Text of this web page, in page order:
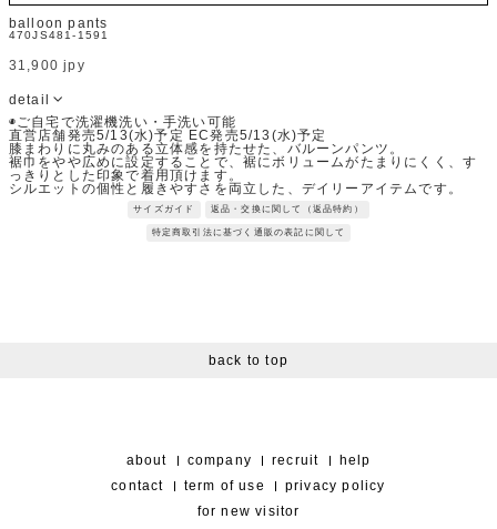
balloon pants
470JS481-1591
31,900 jpy
detail
◉ご自宅で洗濯機洗い・手洗い可能
直営店舗発売5/13(水)予定 EC発売5/13(水)予定
膝まわりに丸みのある立体感を持たせた、バルーンパンツ。
裾巾をやや広めに設定することで、裾にボリュームがたまりにくく、す
っきりとした印象で着用頂けます。
シルエットの個性と履きやすさを両立した、デイリーアイテムです。
Fabric：表面には肌触りの良いコットン、裏には速乾性のあるポリエス
テルを編立て、透けにくく、吸水速乾機能が付いた機能性素材。
※サンプルを使用して撮影しております。実際の商品と仕様が異なる場
合がございます。予めご了承ください。
サイズガイド 返品・交換に関して（返品特約）
特定商取引法に基づく通販の表記に関して
back to top
about company recruit
help
contact
term of use
privacy policy
for new visitor